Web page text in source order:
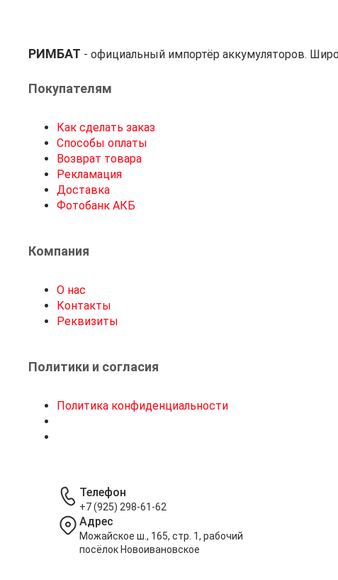
РИМБАТ - официальный импортёр аккумуляторов.
Покупателям
Как сделать заказ
Способы оплаты
Возврат товара
Рекламация
Доставка
Фотобанк АКБ
Компания
О нас
Контакты
Реквизиты
Политики и согласия
Политика конфиденциальности
Телефон
+7 (925) 298-61-62
Адрес
Можайское ш., 165, стр. 1, рабочий
посёлок Новоивановское